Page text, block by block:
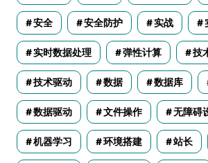
安全 安全防护 实战
实时数据处理 弹性计算 技
技术驱动 数据 数据库
数据驱动 文件操作 无障碍
机器学习 环境搭建 站长